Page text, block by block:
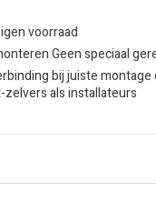
voorraad
Geen speciaal
bij juiste montage
als installateurs